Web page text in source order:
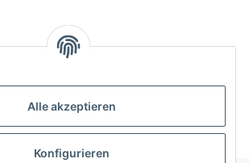
Alle akzeptieren
Konfigurieren